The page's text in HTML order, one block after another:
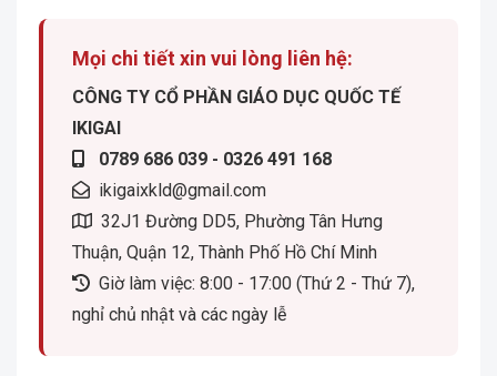
Mọi chi tiết xin vui lòng liên hệ:
CÔNG TY CỔ PHẦN GIÁO DỤC QUỐC TẾ
IKIGAI
0789 686 039 - 0326 491 168
ikigaixkld@gmail.com
32J1 Đường DD5, Phường Tân Hưng
Thuận, Quận 12, Thành Phố Hồ Chí Minh
Giờ làm việc: 8:00 - 17:00 (Thứ 2 - Thứ 7),
nghỉ chủ nhật và các ngày lễ